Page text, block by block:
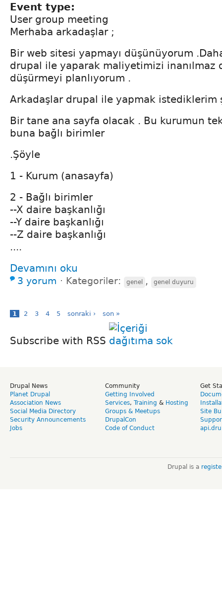
Event type:
User group meeting
Merhaba arkadaşlar ;
Bir web sitesi yapmayı düşünüyorum
drupal ile yaparak maliyetimizi inanılmaz
düşürmeyi planlıyorum .
Arkadaşlar drupal ile yapmak istediklerim
Bir tane ana sayfa olacak . Bu kurumun
buna bağlı birimler
.Şöyle
1 - Kurum (anasayfa)
2 - Bağlı birimler
--X daire başkanlığı
--Y daire başkanlığı
--Z daire başkanlığı
....
Devamını oku
3 yorum ⋅ Kategoriler: genel , genel duyuru
1 2 3 4 5 sonraki › son »
Subscribe with RSS
Drupal News
Planet Drupal
Association News
Social Media Directory
Security Announcements
Jobs
Community
Getting Involved
Services, Training & Hosting
Groups & Meetups
DrupalCon
Code of Conduct
Get
Site
Drupal is a